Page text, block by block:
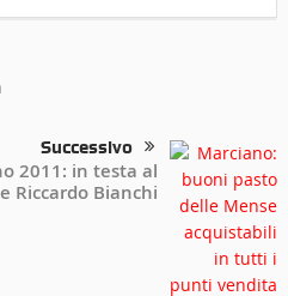
Successivo
2011: in testa al
Riccardo Bianchi